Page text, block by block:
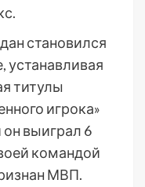
становился
устанавливая
титулы
игрока»
выиграл 6
командой
МВП.